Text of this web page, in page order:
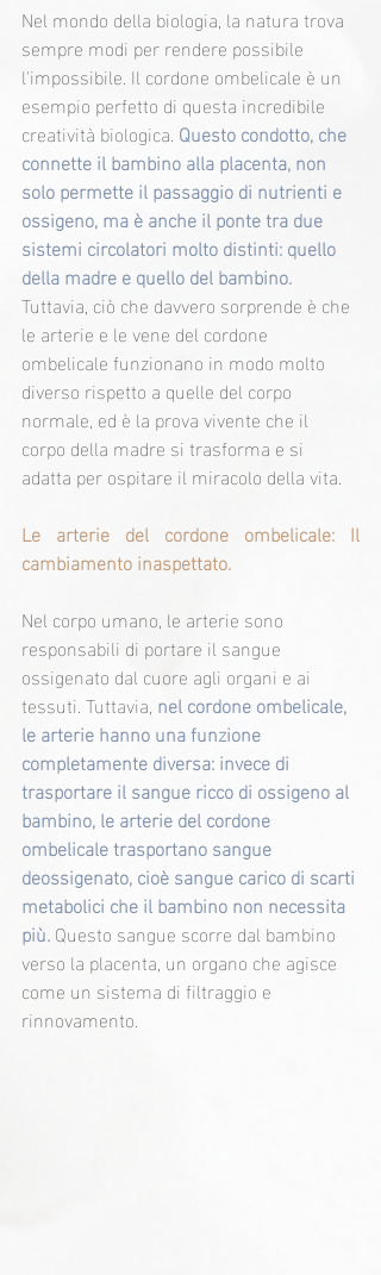
Nel mondo della biologia, la natura trova
sempre modi per rendere possibile
l'impossibile. Il cordone ombelicale è un
esempio perfetto di questa incredibile
creatività biologica. Questo condotto, che
connette il bambino alla placenta, non
solo permette il passaggio di nutrienti e
ossigeno, ma è anche il ponte tra due
sistemi circolatori molto distinti: quello
della madre e quello del bambino.
Tuttavia, ciò che davvero sorprende è che
le arterie e le vene del cordone
ombelicale funzionano in modo molto
diverso rispetto a quelle del corpo
normale, ed è la prova vivente che il
corpo della madre si trasforma e si
adatta per ospitare il miracolo della vita.
Le arterie del cordone ombelicale: Il
cambiamento inaspettato.
Nel corpo umano, le arterie sono
responsabili di portare il sangue
ossigenato dal cuore agli organi e ai
tessuti. Tuttavia, nel cordone ombelicale,
le arterie hanno una funzione
completamente diversa: invece di
trasportare il sangue ricco di ossigeno al
bambino, le arterie del cordone
ombelicale trasportano sangue
deossigenato, cioè sangue carico di scarti
metabolici che il bambino non necessita
più. Questo sangue scorre dal bambino
verso la placenta, un organo che agisce
come un sistema di filtraggio e
rinnovamento.